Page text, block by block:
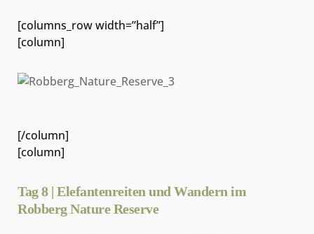
[columns_row width=”half”]
[column]
[/column]
[column]
Tag 8 | Elefantenreiten und Wandern im
Robberg Nature Reserve